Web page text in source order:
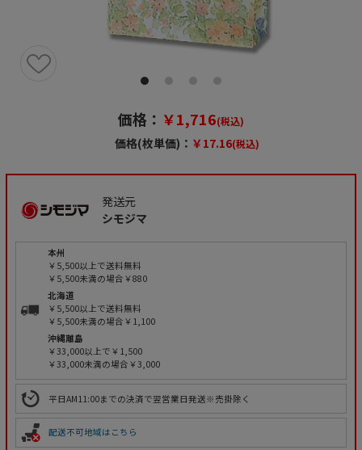
価格： ￥1,716(税込)
価格(枚単価)： ￥17.16(税込)
発送元
シモジマ
本州
￥5,500以上で送料無料
￥5,500未満の場合￥880
北海道
￥5,500以上で送料無料
￥5,500未満の場合￥1,100
沖縄離島
￥33,000以上で￥1,500
￥33,000未満の場合￥3,000
平日AM11:00までの決済で翌営業日発送※売掛除く
配送不可地域はこちら